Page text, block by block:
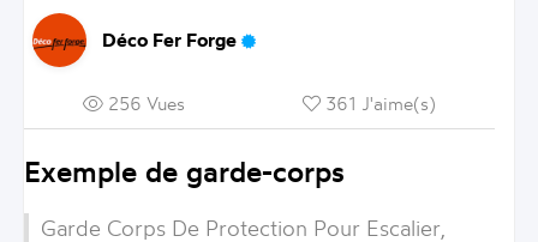
Déco Fer Forge
256 Vues 361 J'aime(s)
Exemple de garde-corps
Garde Corps De Protection Pour Escalier,